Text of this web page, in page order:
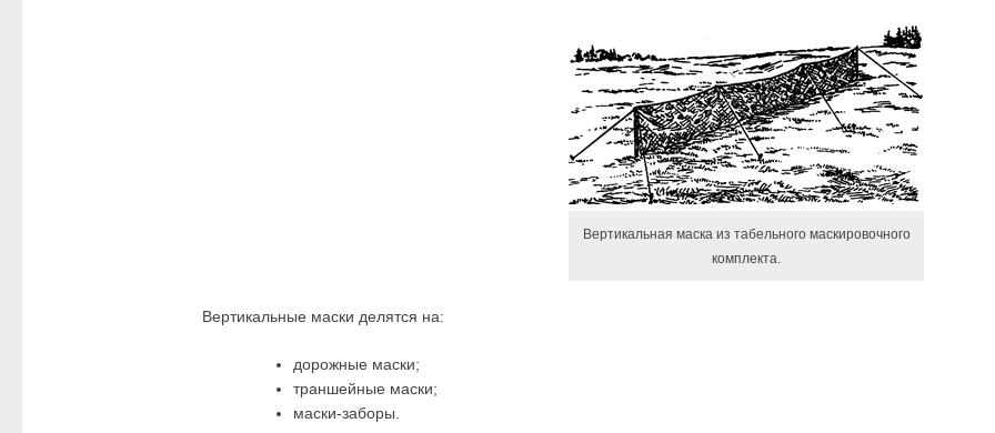
Вертикальная маска из табельного маскировочного
комплекта.
Вертикальные маски делятся на:
дорожные маски;
траншейные маски;
маски-заборы.